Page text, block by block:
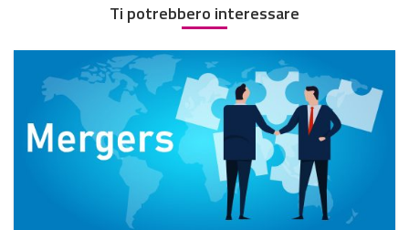
Ti potrebbero interessare